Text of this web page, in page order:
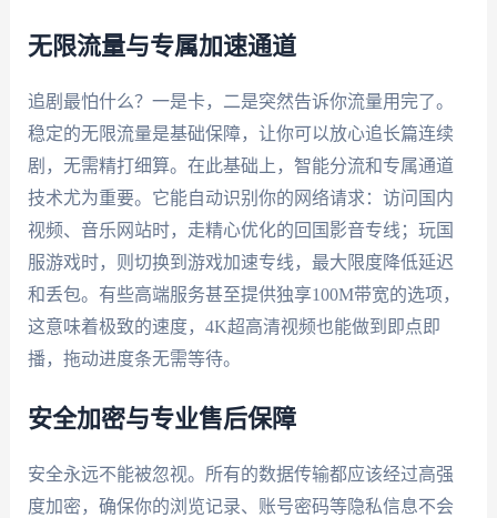
无限流量与专属加速通道
追剧最怕什么？一是卡，二是突然告诉你流量用完了。
稳定的无限流量是基础保障，让你可以放心追长篇连续
剧，无需精打细算。在此基础上，智能分流和专属通道
技术尤为重要。它能自动识别你的网络请求：访问国内
视频、音乐网站时，走精心优化的回国影音专线；玩国
服游戏时，则切换到游戏加速专线，最大限度降低延迟
和丢包。有些高端服务甚至提供独享100M带宽的选项，
这意味着极致的速度，4K超高清视频也能做到即点即
播，拖动进度条无需等待。
安全加密与专业售后保障
安全永远不能被忽视。所有的数据传输都应该经过高强
度加密，确保你的浏览记录、账号密码等隐私信息不会